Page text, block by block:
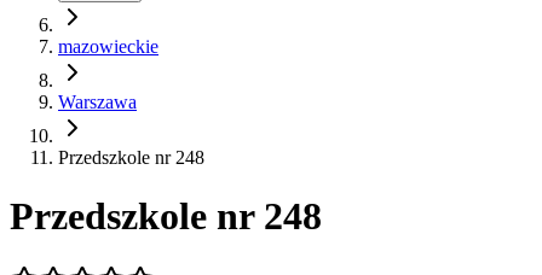
mazowieckie
Warszawa
Przedszkole nr 248
Przedszkole nr 248